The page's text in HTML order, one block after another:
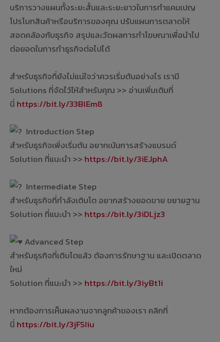
บริการวางแผนทั้งระยะสั้นและระยะยาวในการทำแคมเปญ
โปรโมทสินค้าหรือบริการของคุณ ปรับแผนการตลาดให้
สอดคล้องกับธุรกิจ สรุปและวัดผลการทำโฆษณาเพื่อนำไป
ต่อยอดในการทำธุรกิจต่อไปได้
สำหรับธุรกิจที่ยังไม่แน่ใจว่าควรเริ่มต้นอย่างไร เรามี
Solutions ที่จัดไว้ให้สำหรับคุณ >> อ่านเพิ่มเติมที่
นี่ https://bit.ly/33BlEm8
Introduction Step
สำหรับธุรกิจเพิ่งเริ่มต้น อยากเน้นการสร้างแบรนด์
Solution ที่แนะนำ >> https://bit.ly/3iEJphA
Intermediate Step
สำหรับธุรกิจที่กำลังเติบโต อยากสร้างยอดขาย ขยายฐาน
Solution ที่แนะนำ >> https://bit.ly/3iDLjz3
Advanced Step
สำหรับธุรกิจที่เติบโตแล้ว ต้องการรักษาฐาน และเปิดตลาด
ใหม่
Solution ที่แนะนำ >> https://bit.ly/3iyBt1i
หากต้องการเห็นผลงานจากลูกค้าของเรา คลิกที่
นี่ https://bit.ly/3jFSIiu